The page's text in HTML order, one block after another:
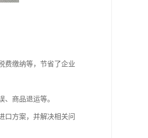
费缴纳等，节省了企业
商品退运等。
口方案，并解决相关问